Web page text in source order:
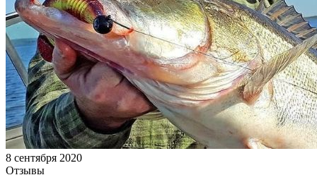
8 сентября 2020
Отзывы